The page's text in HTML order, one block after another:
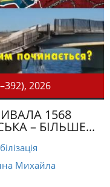
2026
1568
– БІЛЬШЕ...
Михайла